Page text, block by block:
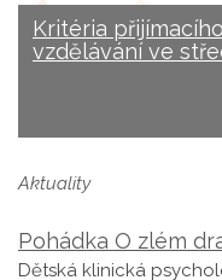
Kritéria
vzdělávání ve
Aktuality
Pohádka O zlém
Dětská klinická